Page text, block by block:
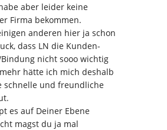
aber leider keine
Firma bekommen.
anderen hier ja schon
dass LN die Kunden-
nicht sooo wichtig
hätte ich mich deshalb
schnelle und freundliche
es auf Deiner Ebene
magst du ja mal